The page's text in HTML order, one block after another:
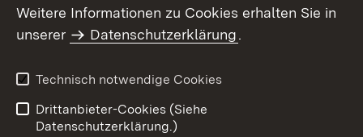
Benutzungshinweise
Erklärung zur
Weitere Informationen zu Cookies erhalten Sie in
unserer
Datenschutzerklärung.
Technisch notwendige Cookies
Drittanbieter-Cookies (Siehe
Datenschutzerklärung.)